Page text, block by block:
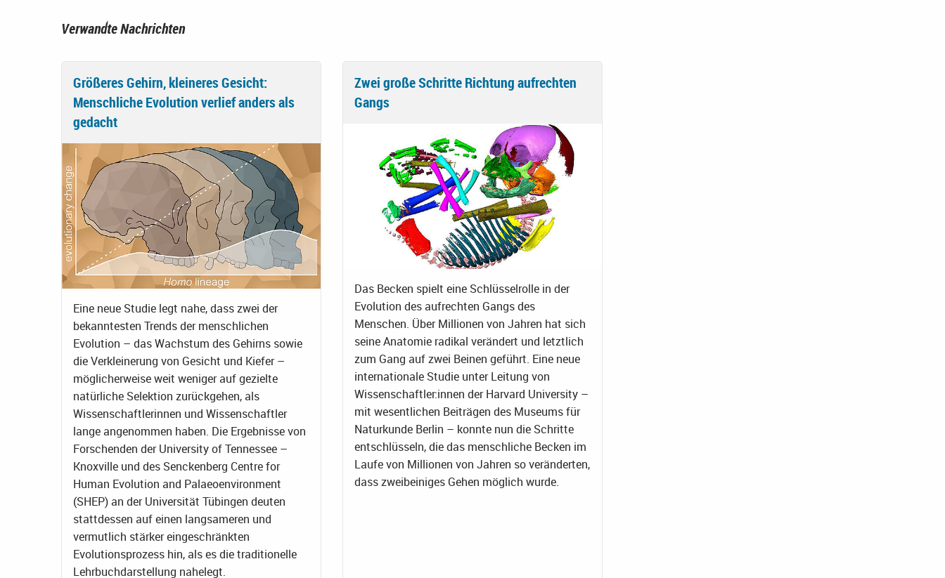
Verwandte Nachrichten
Größeres Gehirn, kleineres Gesicht:
Menschliche Evolution verlief anders als
gedacht
Eine neue Studie legt nahe, dass zwei der
bekanntesten Trends der menschlichen
Evolution – das Wachstum des Gehirns sowie
die Verkleinerung von Gesicht und Kiefer –
möglicherweise weit weniger auf gezielte
natürliche Selektion zurückgehen, als
Wissenschaftlerinnen und Wissenschaftler
lange angenommen haben. Die Ergebnisse von
Forschenden der University of Tennessee –
Knoxville und des Senckenberg Centre for
Human Evolution and Palaeoenvironment
(SHEP) an der Universität Tübingen deuten
stattdessen auf einen langsameren und
vermutlich stärker eingeschränkten
Evolutionsprozess hin, als es die traditionelle
Lehrbuchdarstellung nahelegt.
Zwei große Schritte Richtung aufrechten
Gangs
Das Becken spielt eine Schlüsselrolle in der
Evolution des aufrechten Gangs des
Menschen. Über Millionen von Jahren hat sich
seine Anatomie radikal verändert und letztlich
zum Gang auf zwei Beinen geführt. Eine neue
internationale Studie unter Leitung von
Wissenschaftler:innen der Harvard University –
mit wesentlichen Beiträgen des Museums für
Naturkunde Berlin – konnte nun die Schritte
entschlüsseln, die das menschliche Becken im
Laufe von Millionen von Jahren so veränderten,
dass zweibeiniges Gehen möglich wurde.